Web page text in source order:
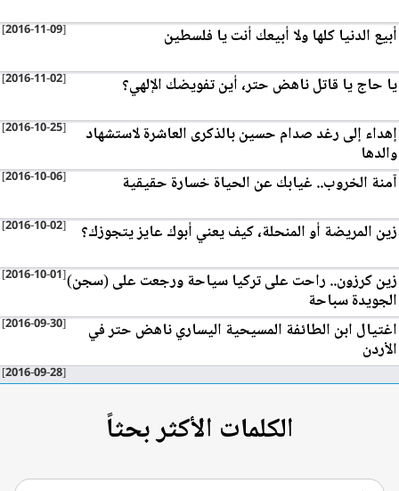
[2016-11-09] أبيع الدنيا كلها ولا أبيعك أنت يا فلسطين
[2016-11-02] يا حاج يا قاتل ناهض حتر، أين تفويضك الإلهي؟
[2016-10-25] إهداء إلى رغد صدام حسين بالذكرى العاشرة لاستشهاد
والدها
[2016-10-06] آمنة الخروب.. غيابك عن الحياة خسارة حقيقية
[2016-10-02] زين المريضة أو المنحلة، كيف يعني أبوك عايز يتجوزك؟
[2016-10-01]زين كرزون.. راحت على تركيا سياحة ورجعت على (سجن)
الجويدة سباحة
[2016-09-30] اغتيال ابن الطائفة المسيحية اليساري ناهض حتر في
الأردن
[2016-09-28]
الكلمات الأكثر بحثاً